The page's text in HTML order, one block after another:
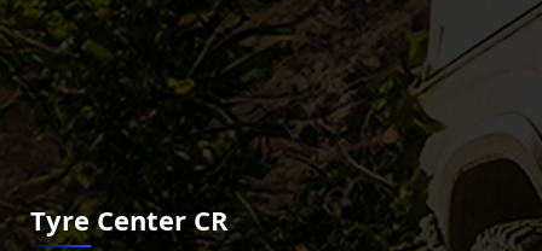
Tyre Center CR